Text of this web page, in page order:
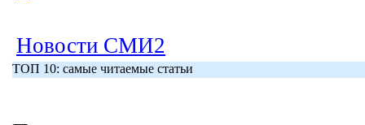
Новости СМИ2
ТОП 10: самые читаемые статьи